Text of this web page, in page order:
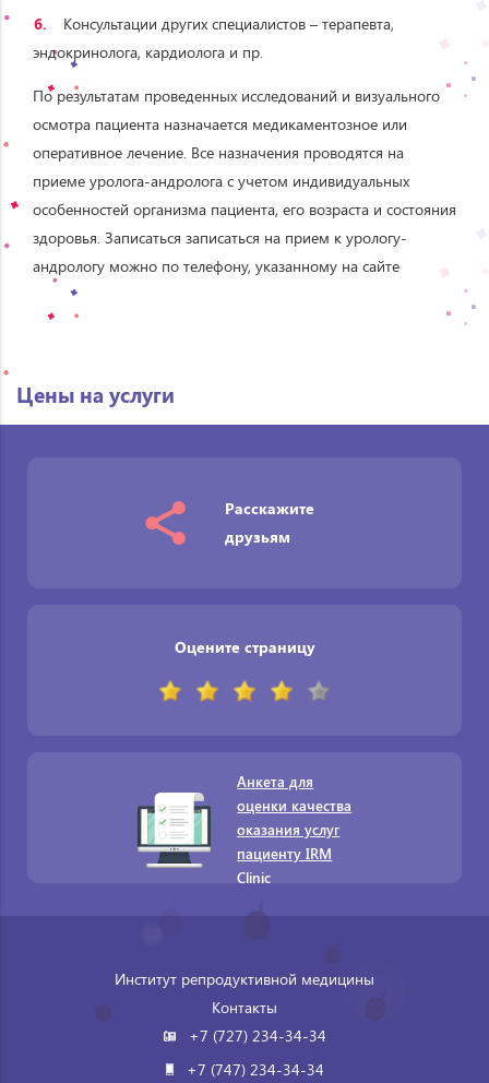
Консультации других специалистов – терапевта,
эндокринолога, кардиолога и пр.
По результатам проведенных исследований и визуального
осмотра пациента назначается медикаментозное или
оперативное лечение. Все назначения проводятся на
приеме уролога-андролога с учетом индивидуальных
особенностей организма пациента, его возраста и состояния
здоровья. Записаться записаться на прием к урологу-
андрологу можно по телефону, указанному на сайте
Цены на услуги
Расскажите
друзьям
Оцените страницу
Анкета для
оценки качества
оказания услуг
пациенту IRM
Clinic
Институт репродуктивной медицины
Контакты
+7 (727) 234-34-34
+7 (747) 234-34-34